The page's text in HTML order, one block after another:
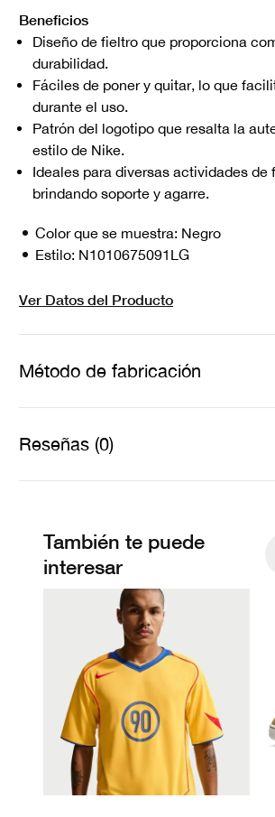
Beneficios
Diseño de fieltro que proporciona
durabilidad.
Fáciles de poner y quitar, lo que
durante el uso.
Patrón del logotipo que resalta la
estilo de Nike.
Ideales para diversas actividades de
brindando soporte y agarre.
Color que se muestra: Negro
Estilo: N1010675091LG
Ver Datos del Producto
Método de fabricación
Reseñas (0)
También te puede
interesar